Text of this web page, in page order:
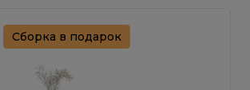
Сборка в подарок